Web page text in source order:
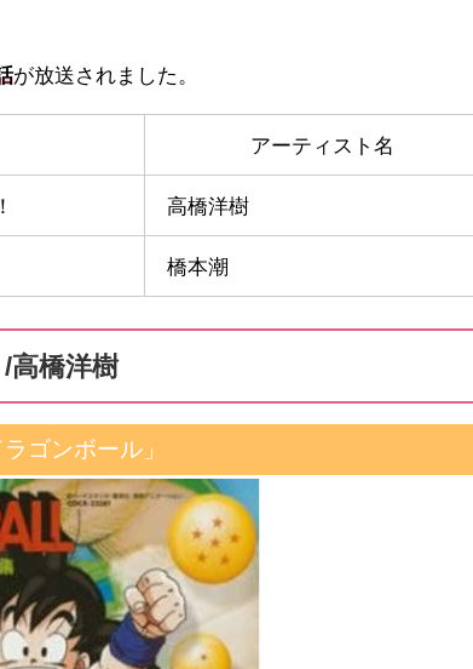
が放送されました。
アーティスト名
高橋洋樹
橋本潮
高橋洋樹
ゴンボール」